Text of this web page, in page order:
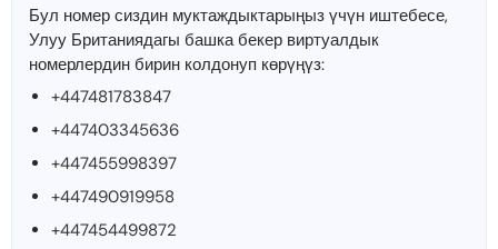
Бул номер сиздин муктаждыктарыңыз үчүн иштебесе,
Улуу Британиядагы башка бекер виртуалдык
номерлердин бирин колдонуп көрүңүз:
+447481783847
+447403345636
+447455998397
+447490919958
+447454499872